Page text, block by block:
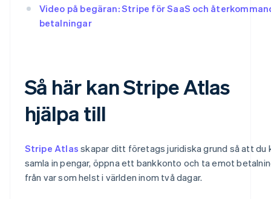
Video på begäran: Stripe för SaaS och
betalningar
Så här kan Stripe Atlas
hjälpa till
Stripe Atlas skapar ditt företags juridiska grund så att du
samla in pengar, öppna ett bankkonto och ta emot
från var som helst i världen inom två dagar.